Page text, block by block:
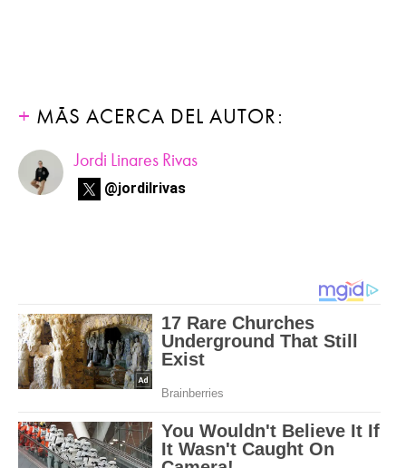
MÁS ACERCA DEL AUTOR:
Jordi Linares Rivas
@jordilrivas